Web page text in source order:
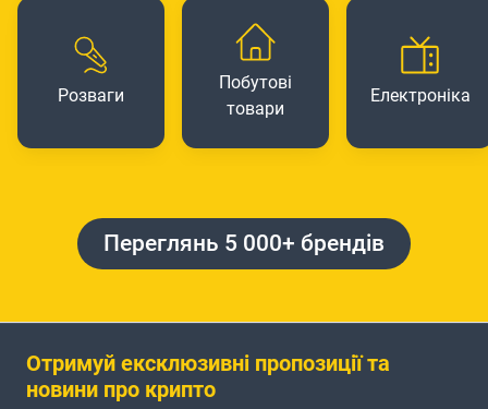
Розваги
Побутові
товари
Електроніка
Переглянь 5 000+ брендів
Отримуй ексклюзивні пропозиції та
новини про крипто